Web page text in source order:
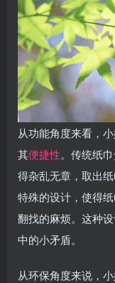
从功能角度来看，
其便捷性。传统纸
得杂乱无章，取出
特殊的设计，使得
翻找的麻烦。这种
中的小矛盾。
从环保角度来说，